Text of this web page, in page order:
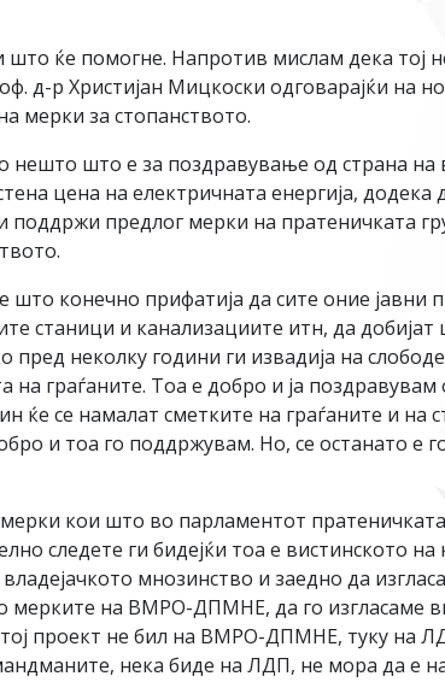
што ќе помогне. Напротив мислам дека
д-р Христијан Мицкоски одговарајќи на
мерки за стопанството.
што е за поздравување од страна на
цена на електричната енергија,
поддржи предлог мерки на
конечно прифатија да сите оние јавни
станици и канализациите итн, да
пред неколку години ги извадија на
граѓаните. Тоа е добро и ја
се намалат сметките на граѓаните и на
и тоа го поддржувам. Но, се останато е
кои што во парламентот
следете ги бидејќи тоа е вистинското
мнозинство и заедно да
мерките на ВМРО-ДПМНЕ, да го изгласаме
проект не бил на ВМРО-ДПМНЕ, туку на
нека биде на ЛДП, не мора да е